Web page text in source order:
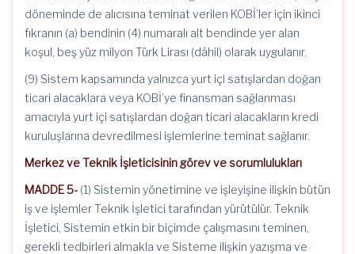
döneminde de alıcısına teminat verilen KOBİ’ler için ikinci
fıkranın (a) bendinin (4) numaralı alt bendinde yer alan
koşul, beş yüz milyon Türk Lirası (dâhil) olarak uygulanır.
(9) Sistem kapsamında yalnızca yurt içi satışlardan doğan
ticari alacaklara veya KOBİ’ye finansman sağlanması
amacıyla yurt içi satışlardan doğan ticari alacakların kredi
kuruluşlarına devredilmesi işlemlerine teminat sağlanır.
Merkez ve Teknik İşleticisinin görev ve sorumlulukları
MADDE 5- (1) Sistemin yönetimine ve işleyişine ilişkin bütün
iş ve işlemler Teknik İşletici tarafından yürütülür. Teknik
İşletici, Sistemin etkin bir biçimde çalışmasını teminen,
gerekli tedbirleri almakla ve Sisteme ilişkin yazışma ve